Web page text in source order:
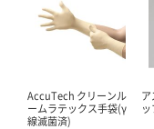
AccuTech クリーンル
ームラテックス手袋(γ
線滅菌済)